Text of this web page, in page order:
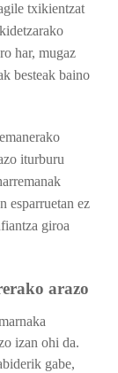
txikientzat
har, mugaz
besteak baino
iturburu
esparruetan ez
giroa
arazo
izan ohi da.
gabe,